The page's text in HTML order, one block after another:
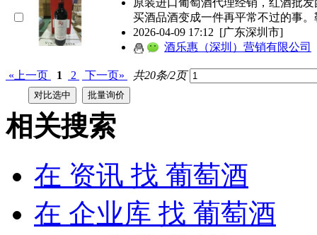
买酒品酒变成一件再平常不过的事。
2026-04-09 17:12 [广东深圳市]
酒乐惠（深圳）营销有限公司
«上一页 1 2 下一页» 共20条/2页
相关搜索
在 资讯 找 葡萄酒
在 企业库 找 葡萄酒